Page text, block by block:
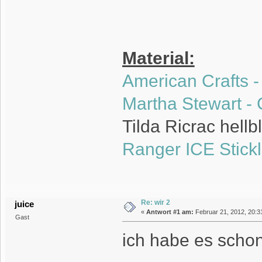
Material:
American Crafts
Martha Stewart -
Tilda Ricrac
Ranger ICE
juice
Gast
Re: wir 2
« Antwort #1 am: Februar 21, 2012,
ich habe es